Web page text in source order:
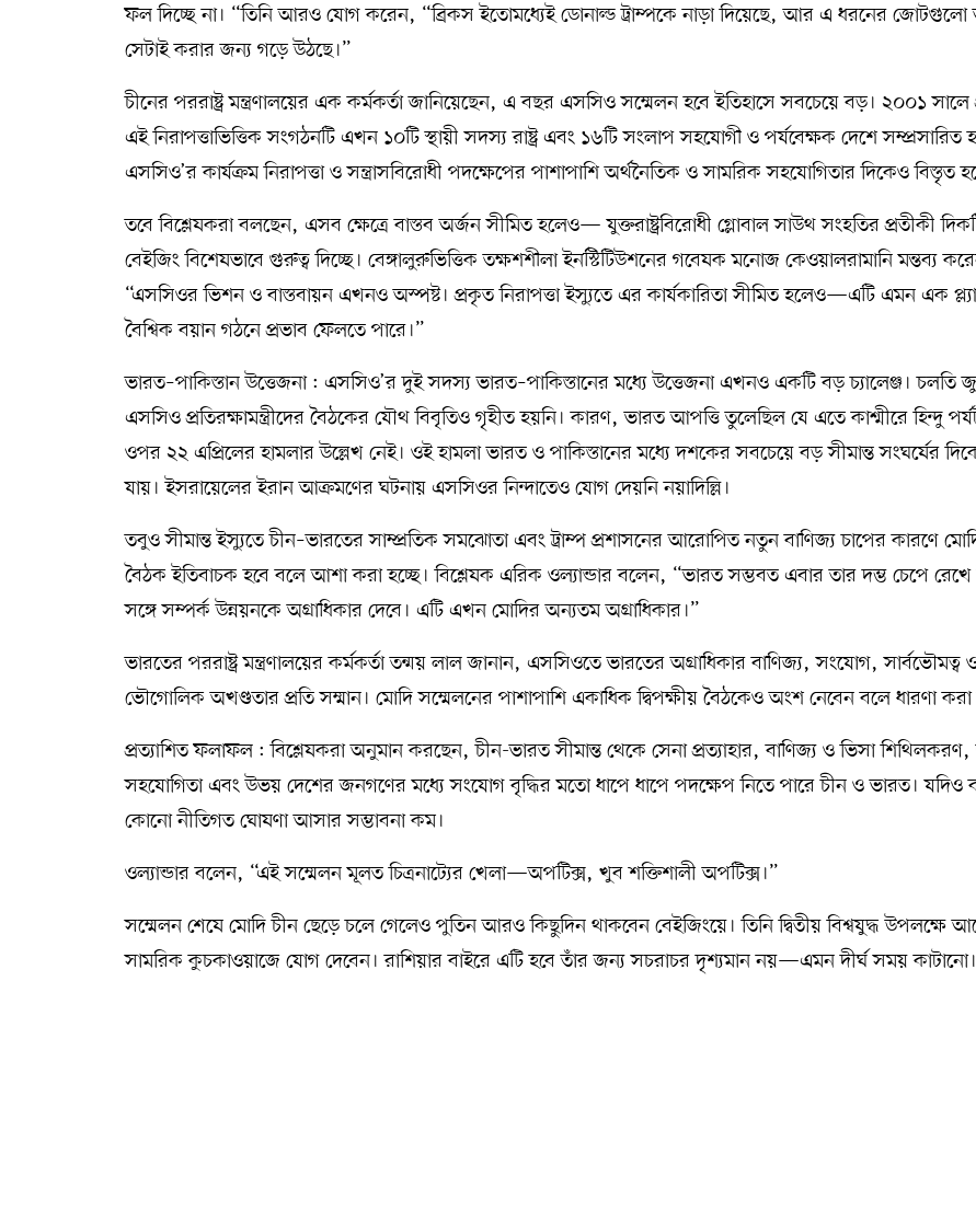
ফল দিচ্ছে না। “তিনি আরও যোগ করেন, “ব্রিকস ইতোমধ্যেই ডোনাল্ড ট্রাম্পকে নাড়া দিয়েছে, আর এ ধরনের
সেটাই করার জন্য গড়ে উঠছে।”
চীনের পররাষ্ট্র মন্ত্রণালয়ের এক কর্মকর্তা জানিয়েছেন, এ বছর এসসিও সম্মেলন হবে ইতিহাসে সবচেয়ে বড়। ২০০১ সালে
এই নিরাপত্তাভিত্তিক সংগঠনটি এখন ১০টি স্থায়ী সদস্য রাষ্ট্র এবং ১৬টি সংলাপ সহযোগী ও পর্যবেক্ষক দেশে সম্প্রসারিত
এসসিও’র কার্যক্রম নিরাপত্তা ও সন্ত্রাসবিরোধী পদক্ষেপের পাশাপাশি অর্থনৈতিক ও সামরিক সহযোগিতার দিকেও বিস্তৃত
তবে বিশ্লেষকরা বলছেন, এসব ক্ষেত্রে বাস্তব অর্জন সীমিত হলেও— যুক্তরাষ্ট্রবিরোধী গ্লোবাল সাউথ সংহতির প্রতীকী
বেইজিং বিশেষভাবে গুরুত্ব দিচ্ছে। বেঙ্গালুরুভিত্তিক তক্ষশশীলা ইনস্টিটিউশনের গবেষক মনোজ কেওয়ালরামানি মন্তব্য
“এসসিওর ভিশন ও বাস্তবায়ন এখনও অস্পষ্ট। প্রকৃত নিরাপত্তা ইস্যুতে এর কার্যকারিতা সীমিত হলেও—এটি এমন এক
বৈশ্বিক বয়ান গঠনে প্রভাব ফেলতে পারে।”
ভারত–পাকিস্তান উত্তেজনা : এসসিও’র দুই সদস্য ভারত–পাকিস্তানের মধ্যে উত্তেজনা এখনও একটি বড় চ্যালেঞ্জ। চলতি
এসসিও প্রতিরক্ষামন্ত্রীদের বৈঠকের যৌথ বিবৃতিও গৃহীত হয়নি। কারণ, ভারত আপত্তি তুলেছিল যে এতে কাশ্মীরে হিন্দু
ওপর ২২ এপ্রিলের হামলার উল্লেখ নেই। ওই হামলা ভারত ও পাকিস্তানের মধ্যে দশকের সবচেয়ে বড় সীমান্ত সংঘর্ষের
যায়। ইসরায়েলের ইরান আক্রমণের ঘটনায় এসসিওর নিন্দাতেও যোগ দেয়নি নয়াদিল্লি।
তবুও সীমান্ত ইস্যুতে চীন–ভারতের সাম্প্রতিক সমঝোতা এবং ট্রাম্প প্রশাসনের আরোপিত নতুন বাণিজ্য চাপের কারণে
বৈঠক ইতিবাচক হবে বলে আশা করা হচ্ছে। বিশ্লেষক এরিক ওল্যান্ডার বলেন, “ভারত সম্ভবত এবার তার দম্ভ চেপে রেখে
সঙ্গে সম্পর্ক উন্নয়নকে অগ্রাধিকার দেবে। এটি এখন মোদির অন্যতম অগ্রাধিকার।”
ভারতের পররাষ্ট্র মন্ত্রণালয়ের কর্মকর্তা তন্ময় লাল জানান, এসসিওতে ভারতের অগ্রাধিকার বাণিজ্য, সংযোগ, সার্বভৌমত্ব
ভৌগোলিক অখণ্ডতার প্রতি সম্মান। মোদি সম্মেলনের পাশাপাশি একাধিক দ্বিপক্ষীয় বৈঠকেও অংশ নেবেন বলে ধারণা করা
প্রত্যাশিত ফলাফল : বিশ্লেষকরা অনুমান করছেন, চীন-ভারত সীমান্ত থেকে সেনা প্রত্যাহার, বাণিজ্য ও ভিসা
সহযোগিতা এবং উভয় দেশের জনগণের মধ্যে সংযোগ বৃদ্ধির মতো ধাপে ধাপে পদক্ষেপ নিতে পারে চীন ও ভারত। যদিও
কোনো নীতিগত ঘোষণা আসার সম্ভাবনা কম।
ওল্যান্ডার বলেন, “এই সম্মেলন মূলত চিত্রনাট্যের খেলা—অপটিক্স, খুব শক্তিশালী অপটিক্স।”
সম্মেলন শেষে মোদি চীন ছেড়ে চলে গেলেও পুতিন আরও কিছুদিন থাকবেন বেইজিংয়ে। তিনি দ্বিতীয় বিশ্বযুদ্ধ উপলক্ষে
সামরিক কুচকাওয়াজে যোগ দেবেন। রাশিয়ার বাইরে এটি হবে তাঁর জন্য সচরাচর দৃশ্যমান নয়—এমন দীর্ঘ সময় কাটানো।